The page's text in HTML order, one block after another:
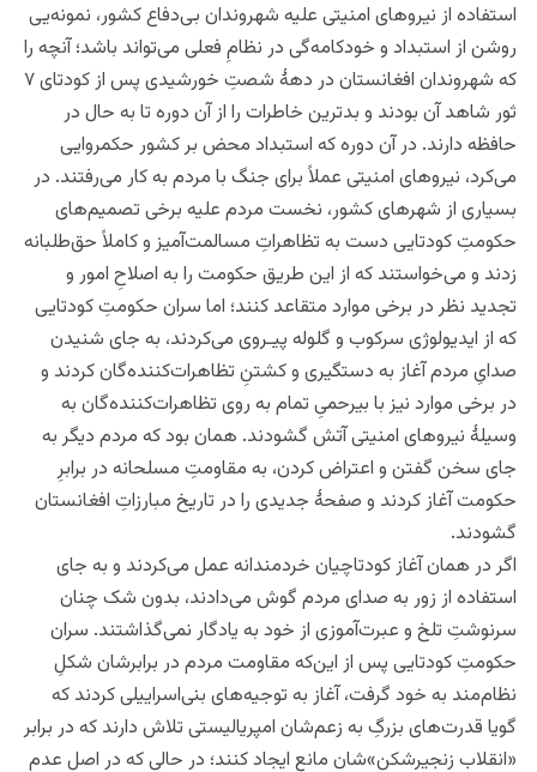
استفاده از نیروهای امنیتی علیه شهروندان بی‌دفاع کشور، نمونه‌یی
روشن از استبداد و خودکامه‌گی در نظامِ فعلی می‌تواند باشد؛ آنچه را
که شهروندان افغانستان در دهۀ شصتِ خورشیدی پس از کودتای ۷
ثور شاهد آن بودند و بدترین خاطرات را از آن دوره تا به حال در
حافظه دارند. در آن دوره که استبداد محض بر کشور حکمروایی
می‌کرد، نیروهای امنیتی عملاً برای جنگ با مردم به کار می‌رفتند. در
بسیاری از شهرهای کشور، نخست مردم علیه برخی تصمیم‌های
حکومتِ کودتایی دست به تظاهراتِ مسالمت‌آمیز و کاملاً حق‌طلبانه
زدند و می‌خواستند که از این طریق حکومت را به اصلاحِ امور و
تجدید نظر در برخی موارد متقاعد کنند؛ اما سران حکومتِ کودتایی
که از ایدیولوژی سرکوب و گلوله پیـروی می‌کردند، به جای شنیدن
صدایِ مردم آغاز به دستگیری و کشتنِ تظاهرات‌کننده‌گان کردند و
در برخی موارد نیز با بیرحمیِ تمام به روی تظاهرات‌کننده‌گان به
وسیلۀ نیروهای امنیتی آتش گشودند. همان بود که مردم دیگر به
جای سخن گفتن و اعتراض کردن، به مقاومتِ مسلحانه در برابرِ
حکومت آغاز کردند و صفحۀ جدیدی را در تاریخ مبارزاتِ افغانستان
گشودند.
اگر در همان آغاز کودتاچیان خردمندانه عمل می‌کردند و به جای
استفاده از زور به صدای مردم گوش می‌دادند، بدون شک چنان
سرنوشتِ تلخ و عبرت‌آموزی از خود به یادگار نمی‌گذاشتند. سران
حکومتِ کودتایی پس از این‌که مقاومت مردم در برابرشان شکلِ
نظام‌مند به خود گرفت، آغاز به توجیه‌های بنی‌اسراییلی کردند که
گویا قدرت‌های بزرگِ به زعم‌شان امپریالیستی تلاش دارند که در برابر
«انقلاب زنجیرشکن»شان مانع ایجاد کنند؛ در حالی که در اصل عدمِ